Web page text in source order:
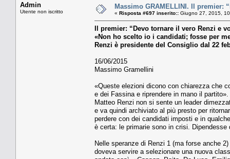
Admin
Utente non iscritto
Massimo GRAMELLINI. Il premier:
« Risposta #697 inserito:: Giugno 27, 2015,
Il premier: “Devo tornare il vero Renzi e
«Non ho scelto io i candidati; fosse per
Renzi è presidente del Consiglio dal 22
16/06/2015
Massimo Gramellini
«Queste elezioni dicono con chiarezza che
e dei Fassina e riprendere in mano il
Matteo Renzi non si sente un leader
e va quindi archiviato al più presto per
perdere con dei candidati imposti e in
è certa: le primarie sono in crisi.
Nelle speranze di Renzi 1 (ma forse anche
doveva servire a selezionare una nuova